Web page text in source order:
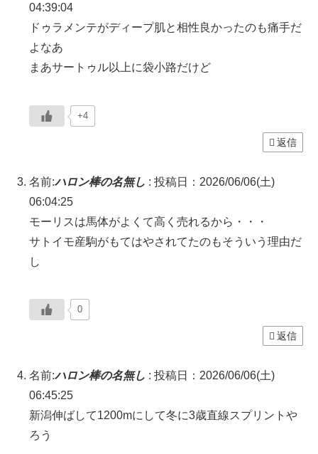
04:39:04
ドゥラメンテがディープ肌と相性良かったのも痛手だ
よなあ
まあサートゥル以上に袋小路だけど
+4
返信
名前:ハロン棒の名無し : 投稿日：2026/06/06(土)
06:04:25
モーリスは馬体がよくて高く売れるから・・・
サトイモ産駒がもてはやされてたのもそういう理由だ
し
0
返信
名前:ハロン棒の名無し : 投稿日：2026/06/06(土)
06:45:25
新潟伸ばして1200mにして冬に3歳直線スプリントや
ろう